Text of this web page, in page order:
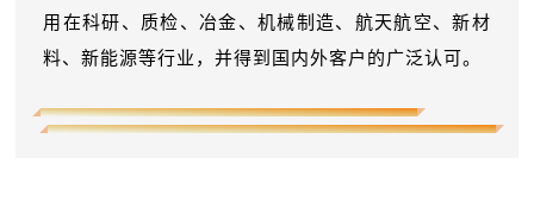
用在科研、质检、冶金、机械制造、航天航空、新材
料、新能源等行业，并得到国内外客户的广泛认可。